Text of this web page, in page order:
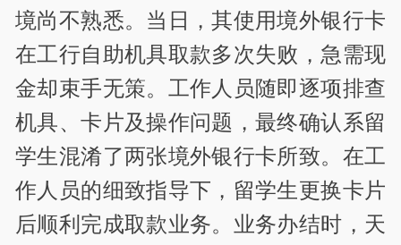
境尚不熟悉。当日，其使用境外银行卡
在工行自助机具取款多次失败，急需现
金却束手无策。工作人员随即逐项排查
机具、卡片及操作问题，最终确认系留
学生混淆了两张境外银行卡所致。在工
作人员的细致指导下，留学生更换卡片
后顺利完成取款业务。业务办结时，天